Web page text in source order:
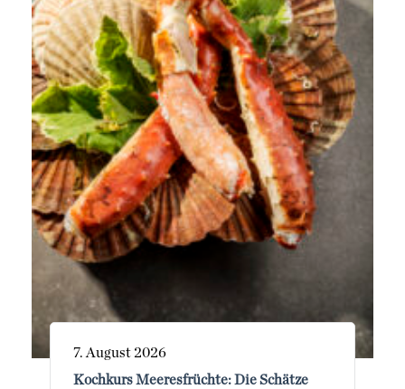
7. August 2026
Kochkurs Meeresfrüchte: Die Schätze